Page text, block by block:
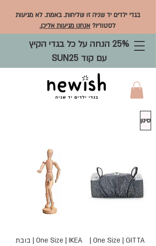
בגדי ילדים יד שניה זו שליחות. באמת. לא מגיעות
לסטודיו? אנחנו מגיעות אליכן.
25% הנחה על כל בגדי הקיץ
עם קוד SUN25
סינון
One Size | IKEA | בובת